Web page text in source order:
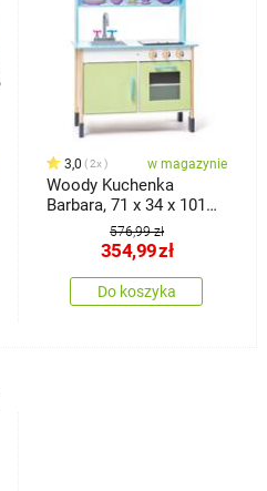
3,0 2x w magazynie
Woody Kuchenka
Barbara, 71 x 34 x 101
576,99 zł
354,99zł
Do koszyka